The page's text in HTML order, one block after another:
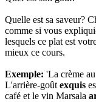
Quelle est sa saveur?
comme si vous
lesquels ce plat est
mieux ce cours.
Exemple: 'La crème
L'arrière-goût exquis
café et le vin Marsala